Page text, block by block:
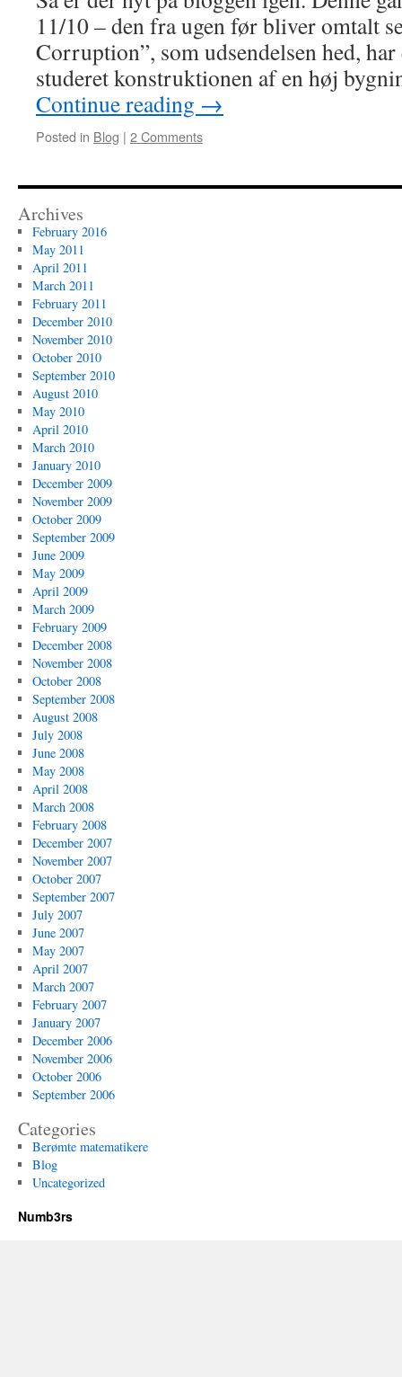
11/10 – den fra ugen før bliver omtalt
Corruption”, som udsendelsen hed,
studeret konstruktionen af en høj
Continue reading →
Posted in Blog | 2 Comments
Archives
February 2016
May 2011
April 2011
March 2011
February 2011
December 2010
November 2010
October 2010
September 2010
August 2010
May 2010
April 2010
March 2010
January 2010
December 2009
November 2009
October 2009
September 2009
June 2009
May 2009
April 2009
March 2009
February 2009
December 2008
November 2008
October 2008
September 2008
August 2008
July 2008
June 2008
May 2008
April 2008
March 2008
February 2008
December 2007
November 2007
October 2007
September 2007
July 2007
June 2007
May 2007
April 2007
March 2007
February 2007
January 2007
December 2006
November 2006
October 2006
September 2006
Categories
Berømte matematikere
Blog
Uncategorized
Numb3rs